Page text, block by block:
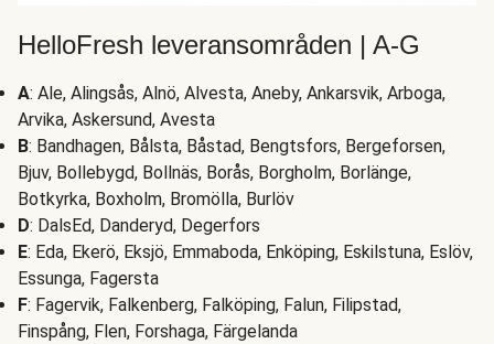
HelloFresh leveransområden | A-G
A: Ale, Alingsås, Alnö, Alvesta, Aneby, Ankarsvik, Arboga,
Arvika, Askersund, Avesta
B: Bandhagen, Bålsta, Båstad, Bengtsfors, Bergeforsen,
Bjuv, Bollebygd, Bollnäs, Borås, Borgholm, Borlänge,
Botkyrka, Boxholm, Bromölla, Burlöv
D: DalsEd, Danderyd, Degerfors
E: Eda, Ekerö, Eksjö, Emmaboda, Enköping, Eskilstuna, Eslöv,
Essunga, Fagersta
F: Fagervik, Falkenberg, Falköping, Falun, Filipstad,
Finspång, Flen, Forshaga, Färgelanda